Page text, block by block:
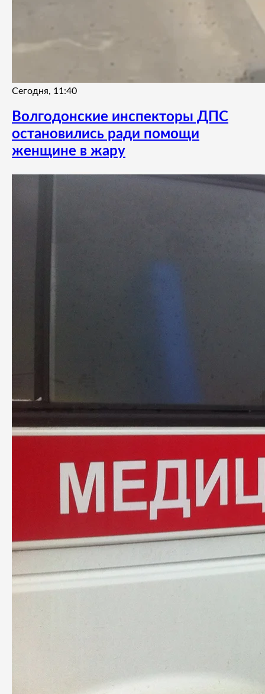
Сегодня, 11:40
Волгодонские инспекторы ДПС
остановились ради помощи
женщине в жару